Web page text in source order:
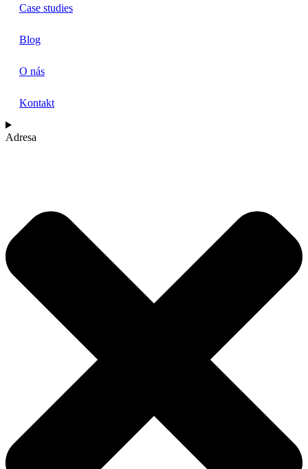
Case studies
Blog
O nás
Kontakt
Adresa